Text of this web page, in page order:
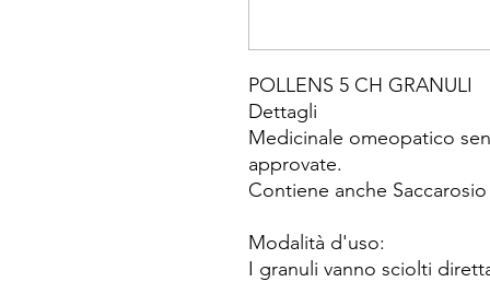
POLLENS 5 CH GRANULI
Dettagli
Medicinale omeopatico
approvate.
Contiene anche
Modalità d'uso:
I granuli vanno sciolti